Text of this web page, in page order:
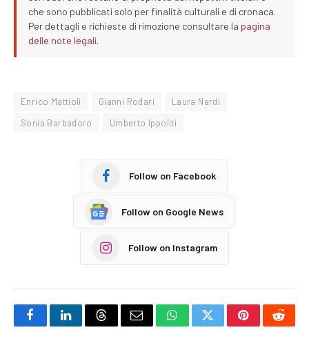
che sono pubblicati solo per finalità culturali e di cronaca.
Per dettagli e richieste di rimozione consultare la pagina
delle note legali.
Enrico Mattioli Gianni Rodari
Laura Nardi
Sonia Barbadoro
Umberto Ippoliti
Follow on Facebook
Follow on Google News
Follow on Instagram
FacebookLinkedInThreadsEmail WhatsAppTwitterPinterest